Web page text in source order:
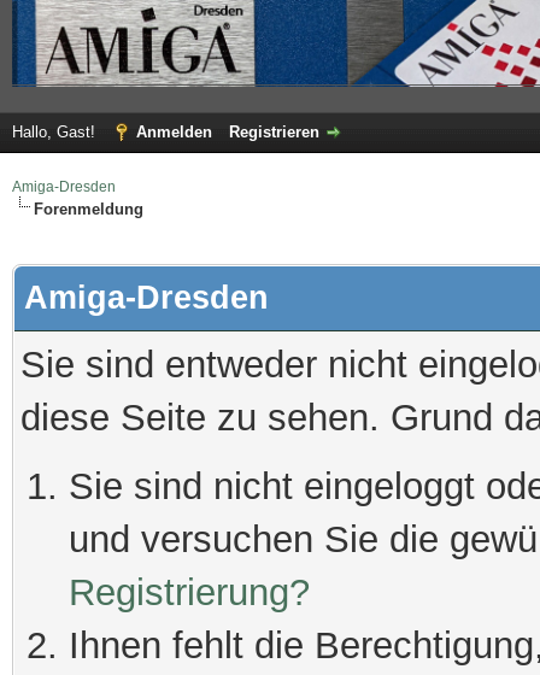
Hallo, Gast! Anmelden Registrieren
Amiga-Dresden
Forenmeldung
Amiga-Dresden
Sie sind entweder nicht
diese Seite zu sehen. Grund
Sie sind nicht eingeloggt
und versuchen Sie die
Registrierung?
Ihnen fehlt die